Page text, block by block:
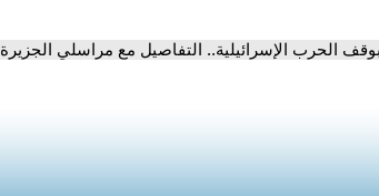
الحرب الإسرائيلية.. التفاصيل مع مراسلي الجزيرة